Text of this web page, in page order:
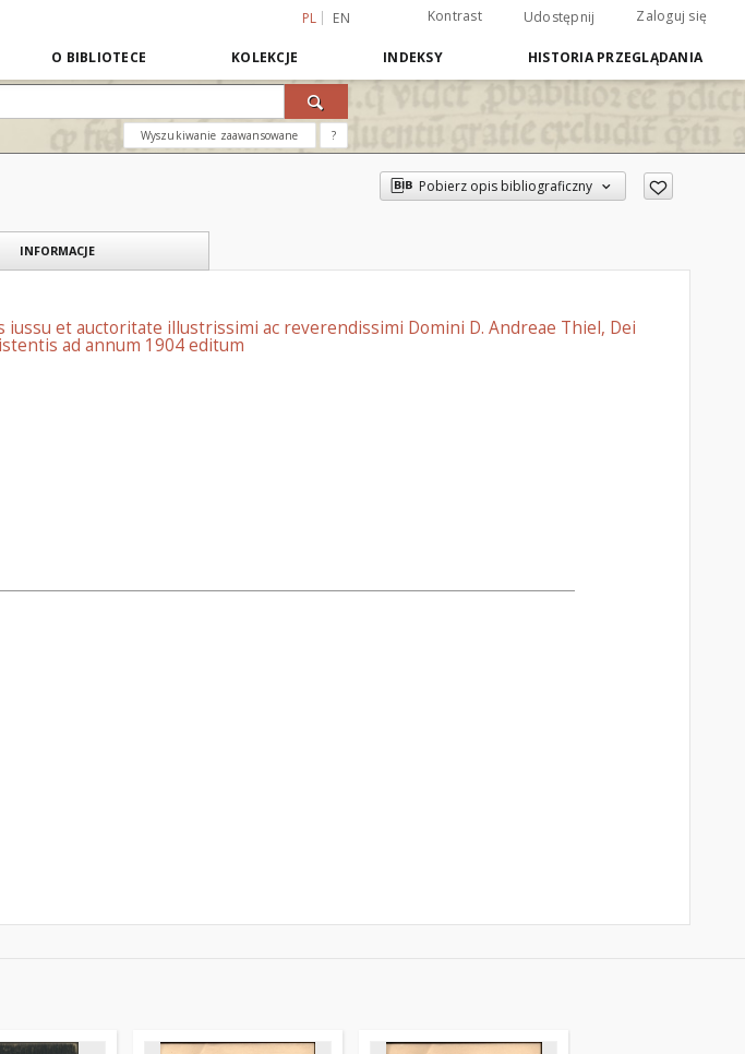
PL EN Kontrast Udostępnij Zaloguj się
O BIBLIOTECE KOLEKCJE INDEKSY HISTORIA PRZEGLĄDANIA
Wyszukiwanie zaawansowane ?
Pobierz opis bibliograficzny
INFORMACJE
et auctoritate illustrissimi ac reverendissimi Domini D. Andreae Thiel, Dei
ad annum 1904 editum